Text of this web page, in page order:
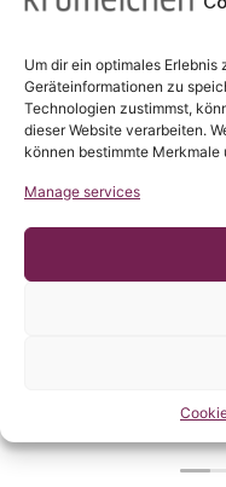
Um dir ein optimales
Geräteinformationen zu
Technologien zustimmst,
dieser Website verarbeiten.
können bestimmte
Manage services
Sandra
Wir hatten
sehr zufrieden!
die Passform
das passende
sich das Kind